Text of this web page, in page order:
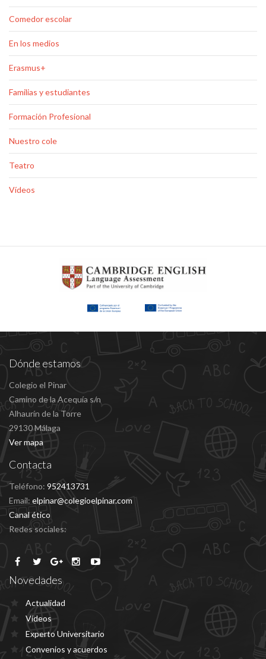
Comedor escolar
En los medios
Erasmus+
Familias y estudiantes
Formación Profesional
Nuestro cole
Teatro
Vídeos
Dónde estamos
Colegio el Pinar
Camino de la Acequía s/n
Alhaurín de la Torre
29130 Málaga
Ver mapa
Contacta
Teléfono: 952413731
Email: elpinar@colegioelpinar.com
Canal ético
Redes sociales:
Novedades
Actualidad
Vídeos
Experto Universitario
Convenios y acuerdos